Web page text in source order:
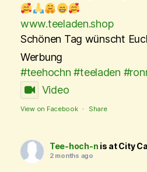
www.teeladen.shop
Schönen Tag wünscht
Werbung
#teehochn #teeladen
Video
View on Facebook · Share
Tee-hoch-n is at City
2 months ago